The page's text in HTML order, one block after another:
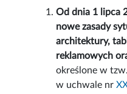
Od dnia 1 lipca
nowe zasady
architektury,
reklamowych
określone w
w uchwale nr